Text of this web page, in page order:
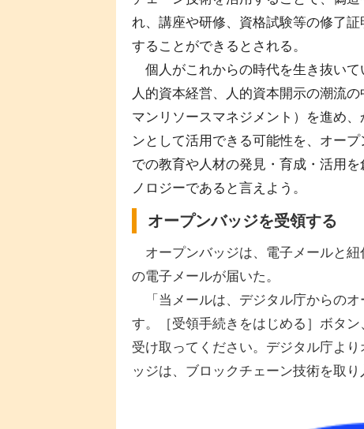
れ、講座や研修、資格試験等の修了
することができるとされる。
個人がこれからの時代を生き抜い
人的資本経営、人的資本開示の潮流
マンリソースマネジメント）を進め
ンとして活用できる可能性を、オー
での教育や人材の発見・育成・活用
ノロジーであると言えよう。
オープンバッジを受領する
オープンバッジは、電子メールと紐
の電子メールが届いた。
「当メールは、デジタル庁からの
す。［受領手続きをはじめる］ボタ
受け取ってください。デジタル庁よ
ッジは、ブロックチェーン技術を取